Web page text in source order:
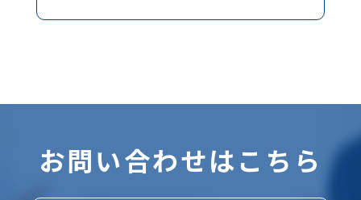
お問い合わせはこちら